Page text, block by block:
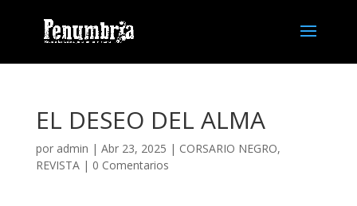
EL DESEO DEL ALMA
por admin | Abr 23, 2025 | CORSARIO NEGRO,
REVISTA| 0 Comentarios